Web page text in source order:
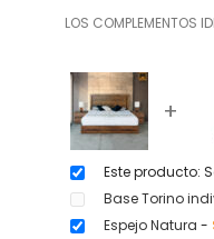
LOS COMPLEMENTOS
+
Este producto:
Base Torino
Espejo Natura -